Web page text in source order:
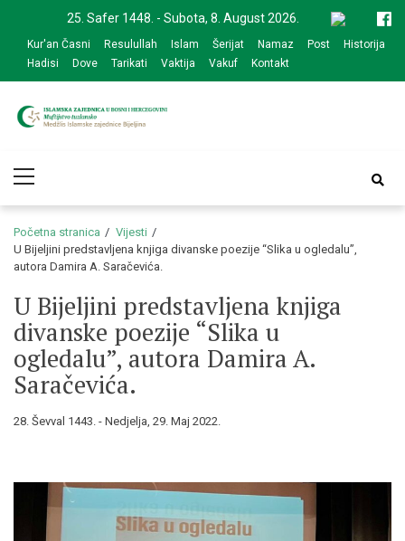
navigation
content
25. Safer 1448. - Subota, 8. August 2026.
Kur'an Časni Resulullah Islam Šerijat Namaz Post
Historija
Hadisi
Dove Tarikati Vaktija Vakuf Kontakt
zajednice Bijeljina
Menu
Početna stranica
Vijesti
U Bijeljini predstavljena knjiga divanske poezije “Slika u ogledalu”,
autora Damira A. Saračevića.
U Bijeljini predstavljena knjiga
divanske poezije “Slika u
ogledalu”, autora Damira A.
Saračevića.
28. Ševval 1443. - Nedjelja, 29. Maj 2022.